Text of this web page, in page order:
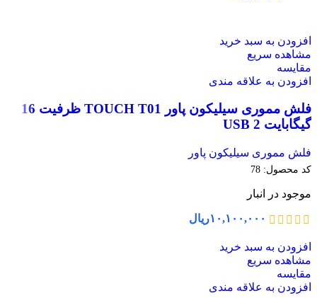
افزودن به سبد خرید
مشاهده سریع
مقایسه
افزودن به علاقه مندی
فلش مموری سیلیکون پاور TOUCH T01 ظرفیت 16
گیگابایت USB 2
فلش مموری سیلیکون پاور
کد محصول: 78
موجود در انبار
۱۰,۱۰۰,۰۰۰ریال
افزودن به سبد خرید
مشاهده سریع
مقایسه
افزودن به علاقه مندی